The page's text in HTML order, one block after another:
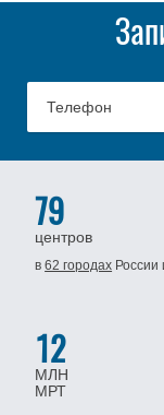
79
центров
в62 городах России
12
МЛН
МРТ